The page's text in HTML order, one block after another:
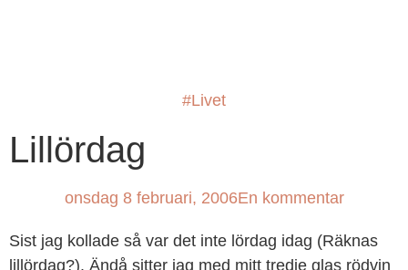
#Livet
Lillördag
onsdag 8 februari, 2006En kommentar
Sist jag kollade så var det inte lördag idag (Räknas
lillördag?). Ändå sitter jag med mitt tredje glas rödvin